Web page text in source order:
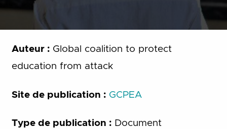
Auteur : Global coalition to protect
education from attack
Site de publication : GCPEA
Type de publication : Document